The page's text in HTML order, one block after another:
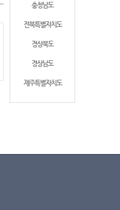
충청남도
전북특별자치도
경상북도
경상남도
제주특별자치도